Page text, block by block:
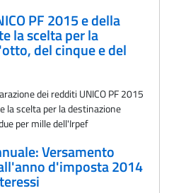
PF 2015 e della
la scelta per la
del cinque e del
dei redditi UNICO PF 2015
la scelta per la destinazione
per mille dell'Irpef
Versamento
d'imposta 2014